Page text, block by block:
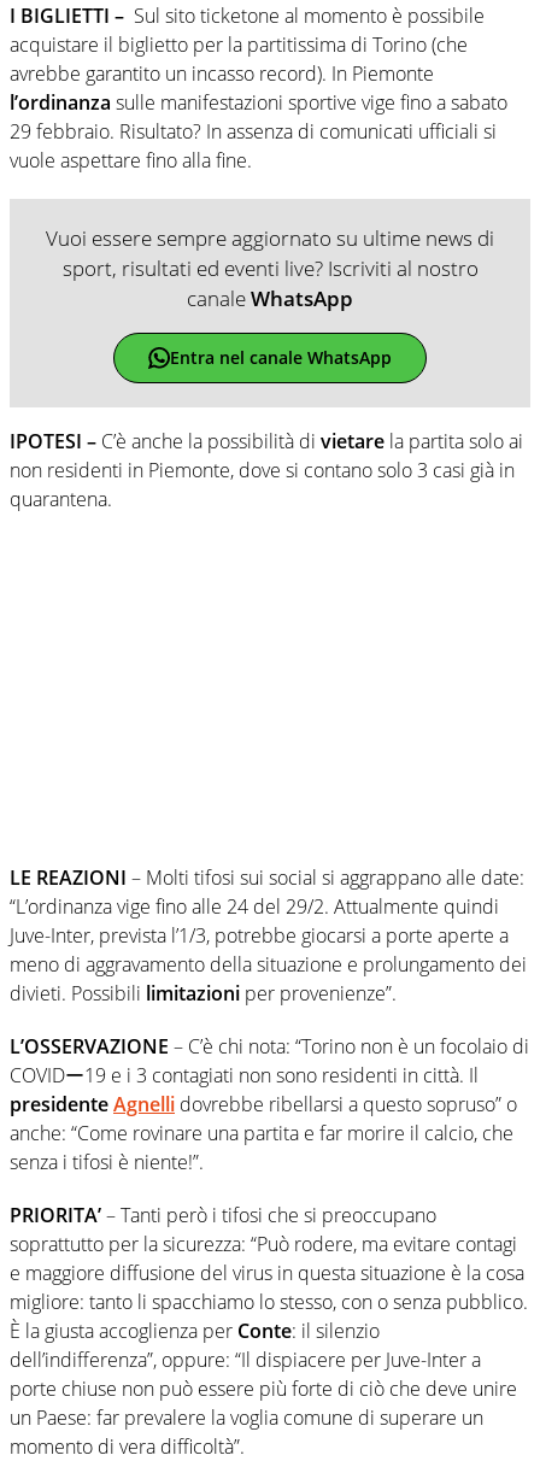
I BIGLIETTI – Sul sito ticketone al momento è possibile
acquistare il biglietto per la partitissima di Torino (che
avrebbe garantito un incasso record). In Piemonte
l’ordinanza sulle manifestazioni sportive vige fino a sabato
29 febbraio. Risultato? In assenza di comunicati ufficiali si
vuole aspettare fino alla fine.
Vuoi essere sempre aggiornato su ultime news di
sport, risultati ed eventi live? Iscriviti al nostro
canaleWhatsApp
Entra nel canale WhatsApp
IPOTESI – C’è anche la possibilità di vietare la partita solo ai
non residenti in Piemonte, dove si contano solo 3 casi già in
quarantena.
LE REAZIONI – Molti tifosi sui social si aggrappano alle date:
“L’ordinanza vige fino alle 24 del 29/2. Attualmente quindi
Juve-Inter, prevista l’1/3, potrebbe giocarsi a porte aperte a
meno di aggravamento della situazione e prolungamento dei
divieti. Possibili limitazioni per provenienze”.
L’OSSERVAZIONE – C’è chi nota: “Torino non è un focolaio di
COVIDー19 e i 3 contagiati non sono residenti in città. Il
presidenteAgnelli dovrebbe ribellarsi a questo sopruso” o
anche: “Come rovinare una partita e far morire il calcio, che
senza i tifosi è niente!”.
PRIORITA’– Tanti però i tifosi che si preoccupano
soprattutto per la sicurezza: “Può rodere, ma evitare contagi
e maggiore diffusione del virus in questa situazione è la cosa
migliore: tanto li spacchiamo lo stesso, con o senza pubblico.
È la giusta accoglienza per Conte: il silenzio
dell’indifferenza”, oppure: “Il dispiacere per Juve-Inter a
porte chiuse non può essere più forte di ciò che deve unire
un Paese: far prevalere la voglia comune di superare un
momento di vera difficoltà”.